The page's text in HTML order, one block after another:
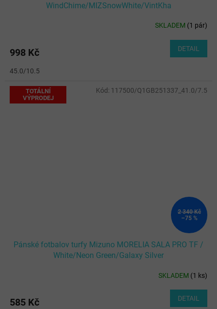
WindChime/MIZSnowWhite/VintKha
SKLADEM (1 pár)
998 Kč DETAIL
45.0/10.5
TOTÁLNÍ
VÝPRODEJ
2 340 Kč
–75 %
Pánské fotbalov turfy Mizuno MORELIA SALA PRO TF /
White/Neon Green/Galaxy Silver
SKLADEM (1 ks)
585 Kč DETAIL
Kód: 117500/Q1GB251337_41.0/7.5